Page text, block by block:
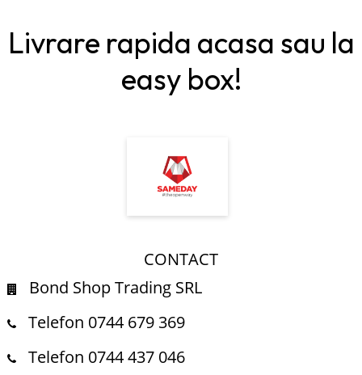
Livrare rapida acasa sau la
easy box!
CONTACT
Bond Shop Trading SRL
Telefon 0744 679 369
Telefon 0744 437 046